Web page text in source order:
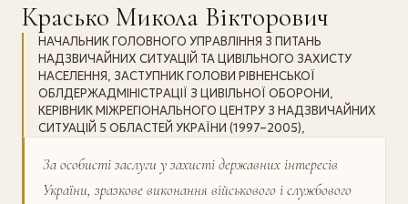
Красько Микола Вікторович
НАЧАЛЬНИК ГОЛОВНОГО УПРАВЛІННЯ З ПИТАНЬ
НАДЗВИЧАЙНИХ СИТУАЦІЙ ТА ЦИВІЛЬНОГО ЗАХИСТУ
НАСЕЛЕННЯ, ЗАСТУПНИК ГОЛОВИ РІВНЕНСЬКОЇ
ОБЛДЕРЖАДМІНІСТРАЦІЇ З ЦИВІЛЬНОЇ ОБОРОНИ,
КЕРІВНИК МІЖРЕГІОНАЛЬНОГО ЦЕНТРУ З НАДЗВИЧАЙНИХ
СИТУАЦІЙ 5 ОБЛАСТЕЙ УКРАЇНИ (1997–2005),
За особисті заслуги у захисті державних інтере­сів
України, зразкове виконання військового і службового